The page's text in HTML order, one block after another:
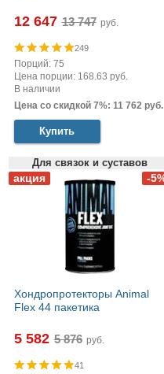
12 647 руб.
249
Порций: 75
Цена порции: 168.63 руб.
В наличии
Цена со скидкой 7%: 11 762 руб.
Купить
Для связок и суставов
Хондропротекторы Animal
Flex 44 пакетика
5 582 руб.
41